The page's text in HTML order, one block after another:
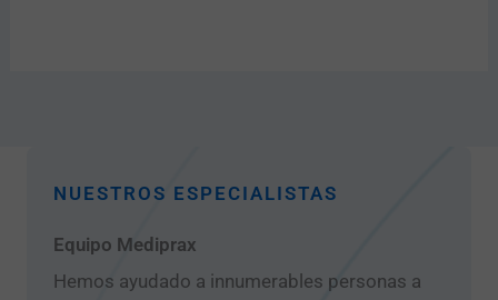
NUESTROS ESPECIALISTAS
Equipo Mediprax
Hemos ayudado a innumerables personas a